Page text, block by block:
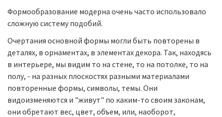
Формообразование модерна очень часто использовало
сложную систему подобий.
Очертания основной формы могли быть повторены в
деталях, в орнаментах, в элементах декора. Так, находясь
в интерьере, мы видим то на стене, то на потолке, то на
полу, - на разных плоскостях разными материалами
повторенные формы, символы, темы. Они
видоизменяются и "живут" по каким-то своим законам,
они обретают вес, цвет, объем, или, наоборот,